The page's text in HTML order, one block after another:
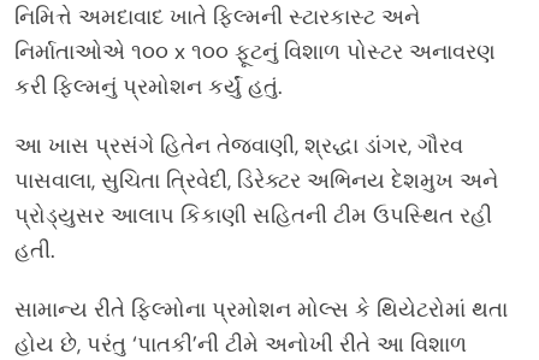
નિમિત્તે અમદાવાદ ખાતે ફિલ્મની સ્ટારકાસ્ટ અને
નિર્માતાઓએ ૧૦૦ x ૧૦૦ ફૂટનું વિશાળ પોસ્ટર અનાવરણ
કરી ફિલ્મનું પ્રમોશન કર્યું હતું.
આ ખાસ પ્રસંગે હિતેન તેજવાણી, શ્રદ્ધા ડાંગર, ગૌરવ
પાસવાલા, સુચિતા ત્રિવેદી, ડિરેક્ટર અભિનય દેશમુખ અને
પ્રોડ્યુસર આલાપ કિકાણી સહિતની ટીમ ઉપસ્થિત રહી
હતી.
સામાન્ય રીતે ફિલ્મોના પ્રમોશન મોલ્સ કે થિયેટરોમાં થતા
હોય છે, પરંતુ ‘પાતકી’ની ટીમે અનોખી રીતે આ વિશાળ